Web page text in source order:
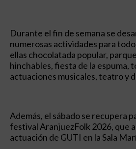
Durante el fin de semana se
numerosas actividades para
ellas chocolatada popular,
hinchables, fiesta de la espuma,
actuaciones musicales, teatro y
Además, el sábado se recupera
festival AranjuezFolk 2026, que
actuación de GUTI en la Sala